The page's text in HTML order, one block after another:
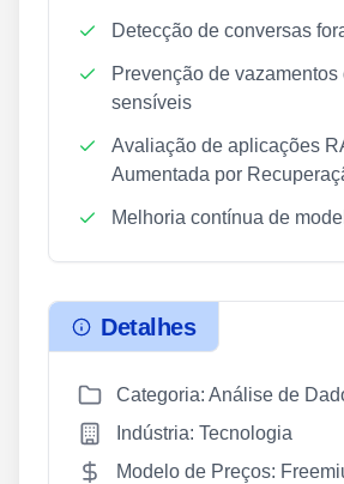
Detecção de conversas
Prevenção de vazamentos
sensíveis
Avaliação de aplicações
Aumentada por
Melhoria contínua de
Detalhes
Categoria: Análise de
Indústria: Tecnologia
Modelo de Preços: